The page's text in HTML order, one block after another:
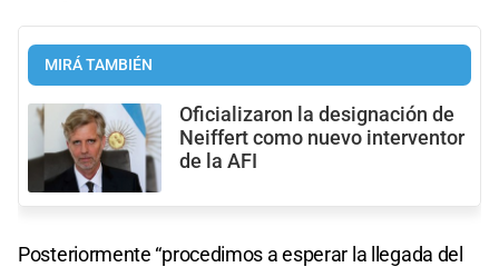
MIRÁ TAMBIÉN
Oficializaron la designación de
Neiffert como nuevo interventor
de la AFI
Posteriormente “procedimos a esperar la llegada del